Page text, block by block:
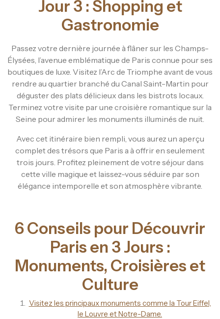
Jour 3 : Shopping et
Gastronomie
Passez votre dernière journée à flâner sur les Champs-
Élysées, l’avenue emblématique de Paris connue pour ses
boutiques de luxe. Visitez l’Arc de Triomphe avant de vous
rendre au quartier branché du Canal Saint-Martin pour
déguster des plats délicieux dans les bistrots locaux.
Terminez votre visite par une croisière romantique sur la
Seine pour admirer les monuments illuminés de nuit.
Avec cet itinéraire bien rempli, vous aurez un aperçu
complet des trésors que Paris a à offrir en seulement
trois jours. Profitez pleinement de votre séjour dans
cette ville magique et laissez-vous séduire par son
élégance intemporelle et son atmosphère vibrante.
6 Conseils pour Découvrir
Paris en 3 Jours :
Monuments, Croisières et
Culture
Visitez les principaux monuments comme la Tour Eiffel,
le Louvre et Notre-Dame.